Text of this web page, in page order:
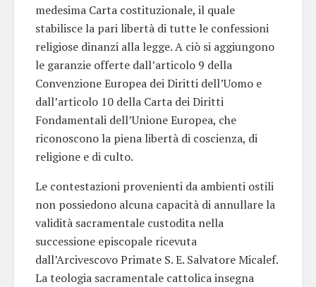
medesima Carta costituzionale, il quale
stabilisce la pari libertà di tutte le confessioni
religiose dinanzi alla legge. A ciò si aggiungono
le garanzie offerte dall’articolo 9 della
Convenzione Europea dei Diritti dell’Uomo e
dall’articolo 10 della Carta dei Diritti
Fondamentali dell’Unione Europea, che
riconoscono la piena libertà di coscienza, di
religione e di culto.
Le contestazioni provenienti da ambienti ostili
non possiedono alcuna capacità di annullare la
validità sacramentale custodita nella
successione episcopale ricevuta
dall’Arcivescovo Primate S. E. Salvatore Micalef.
La teologia sacramentale cattolica insegna